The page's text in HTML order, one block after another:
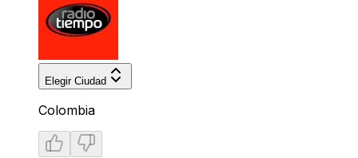
Elegir Ciudad
Colombia